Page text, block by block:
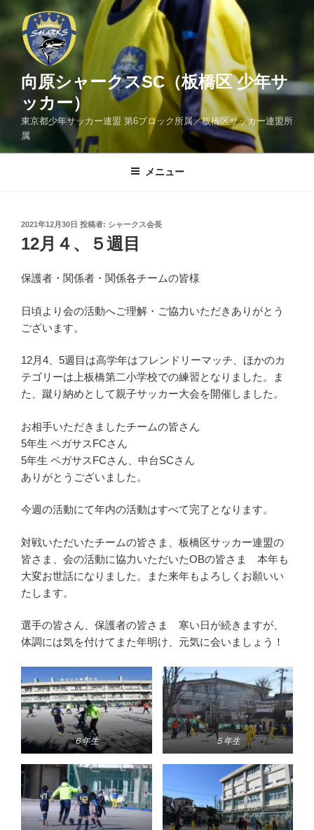
ン
ッ
向原シャークスSC（板橋区 少年サ
ッカー）
東京都少年サッカー連盟 第6ブロック所属／板橋区サッカー連盟所
属
メニュー
投
稿
日:
2021年12月30日 投稿者: シャークス会長
12月４、５週目
保護者・関係者・関係各チームの皆様
日頃より会の活動へご理解・ご協力いただきありがとう
ございます。
12月4、5週目は高学年はフレンドリーマッチ、ほかのカ
テゴリーは上板橋第二小学校での練習となりました。ま
た、蹴り納めとして親子サッカー大会を開催しました。
お相手いただきましたチームの皆さん
5年生 ペガサスFCさん
5年生 ペガサスFCさん、中台SCさん
ありがとうございました。
今週の活動にて年内の活動はすべて完了となります。
対戦いただいたチームの皆さま、板橋区サッカー連盟の
皆さま、会の活動に協力いただいたOBの皆さま 本年も
大変お世話になりました。また来年もよろしくお願いい
たします。
選手の皆さん、保護者の皆さま 寒い日が続きますが、
体調には気を付けてまた年明け、元気に会いましょう！
６年生 ５年生